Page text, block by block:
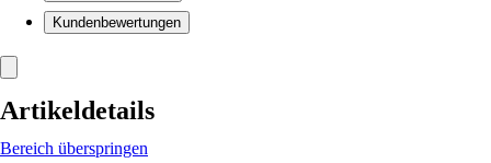
Kundenbewertungen
Artikeldetails
Bereich überspringen